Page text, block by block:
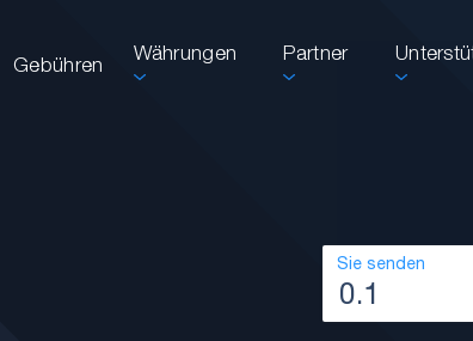
Gebühren Währungen Partner
Sie senden